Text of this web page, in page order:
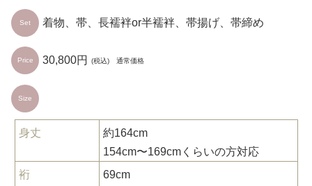
Set 着物、帯、長襦袢or半襦袢、帯揚げ、帯締め
Price 30,800円 (税込) 通常価格
Size
身丈
約164cm
154cm〜169cmくらいの方対応
裄
69cm